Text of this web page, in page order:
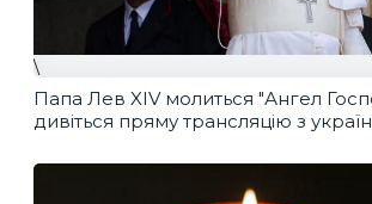
\
Папа Лев XIV молиться "Ангел
дивіться пряму трансляцію з